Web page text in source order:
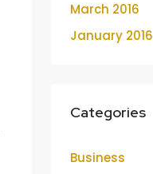
March 2016
January 2016
Categories
Business